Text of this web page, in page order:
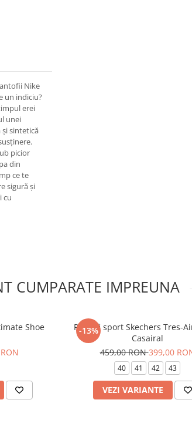
Nike
un indiciu?
erei
unei
și sintetică
picior
din
ce te
sigură și
cu
CUMPARATE IMPREUNA
Shoe
-13%
Pantofi sport Skechers Tres-
Casairal
459,00 RON399,00
40 41 42 43
VEZI VARIANTE